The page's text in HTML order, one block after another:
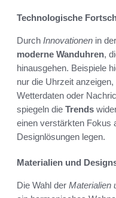
Technologische
Durch Innovationen in
moderne Wanduhren,
hinausgehen. Beispiele
nur die Uhrzeit
Wetterdaten oder
spiegeln die Trends
einen verstärkten Fokus
Designlösungen legen.
Materialien und
Die Wahl der Materialien